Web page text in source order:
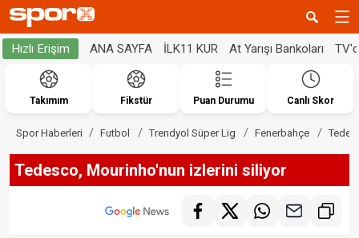
Hızlı Erişim ANA SAYFA İLK11 KUR At Yarışı Bankoları
Takımım Fikstür Puan Durumu Canlı Skor
Spor Haberleri Futbol Trendyol Süper Lig Fenerbahçe
Tedesco, Mourinho'nun izlerini siliyor